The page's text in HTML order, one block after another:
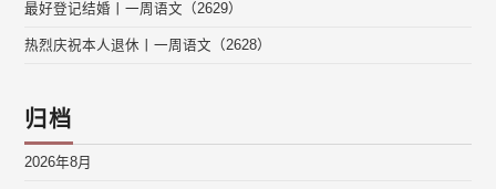
最好登记结婚丨一周语文（2629）
热烈庆祝本人退休丨一周语文（2628）
归档
2026年8月